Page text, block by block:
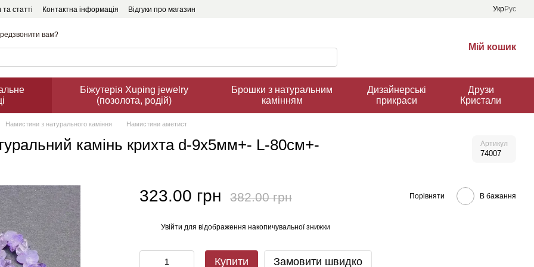
статті Контактна інформація Відгуки про магазин УкрРус
вам?
Мій кошик
Біжутерія Xuping jewelry
(позолота, родій)
Брошки з натуральним
камінням
Дизайнерські
прикраси
Друзи
Кристали
Намистини з натурального каміння Намистини аметист
камінь крихта d-9х5мм+- L-80см+- Артикул
74007
323.00 грн 382.00 грн Порівняти В бажання
Увійти для відображення накопичувальної знижки
Купити Замовити швидко